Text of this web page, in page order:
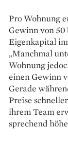
Pro Wohnung
Gewinn von 50
Eigenkapital
„Manchmal
Wohnung
einen Gewinn
Gerade
Preise
ihrem Team
sprechend